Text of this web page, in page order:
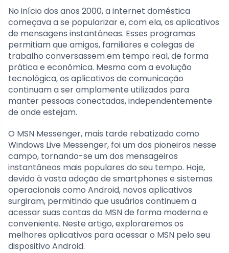
No início dos anos 2000, a internet doméstica
começava a se popularizar e, com ela, os aplicativos
de mensagens instantâneas. Esses programas
permitiam que amigos, familiares e colegas de
trabalho conversassem em tempo real, de forma
prática e econômica. Mesmo com a evolução
tecnológica, os aplicativos de comunicação
continuam a ser amplamente utilizados para
manter pessoas conectadas, independentemente
de onde estejam.
O MSN Messenger, mais tarde rebatizado como
Windows Live Messenger, foi um dos pioneiros nesse
campo, tornando-se um dos mensageiros
instantâneos mais populares do seu tempo. Hoje,
devido à vasta adoção de smartphones e sistemas
operacionais como Android, novos aplicativos
surgiram, permitindo que usuários continuem a
acessar suas contas do MSN de forma moderna e
conveniente. Neste artigo, exploraremos os
melhores aplicativos para acessar o MSN pelo seu
dispositivo Android.